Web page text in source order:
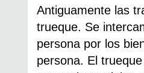
Antiguamente las
trueque. Se
persona por los
persona. El